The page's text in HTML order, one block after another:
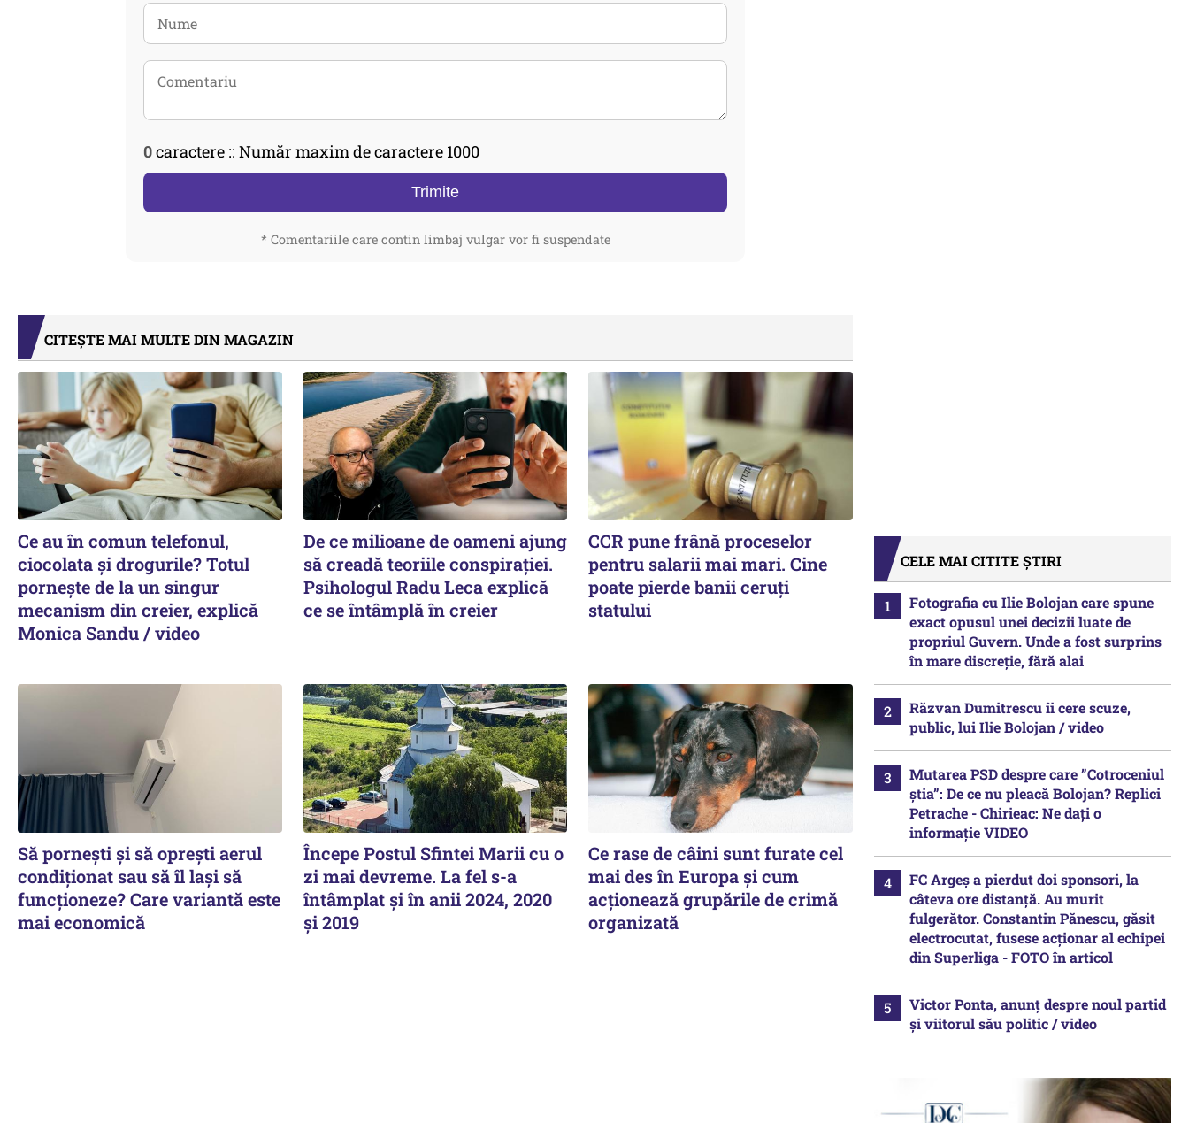
0caractere :: Număr maxim de caractere 1000
Trimite
* Comentariile care contin limbaj vulgar vor fi suspendate
CITEȘTE MAI MULTE DIN MAGAZIN
Ce au în comun telefonul,
ciocolata și drogurile? Totul
pornește de la un singur
mecanism din creier, explică
Monica Sandu / video
De ce milioane de oameni ajung
să creadă teoriile conspirației.
Psihologul Radu Leca explică
ce se întâmplă în creier
CCR pune frână proceselor
pentru salarii mai mari. Cine
poate pierde banii ceruți
statului
Să pornești și să oprești aerul
condiționat sau să îl lași să
funcționeze? Care variantă este
mai economică
Începe Postul Sfintei Marii cu o
zi mai devreme. La fel s-a
întâmplat și în anii 2024, 2020
și 2019
Ce rase de câini sunt furate cel
mai des în Europa și cum
acționează grupările de crimă
organizată
CELE MAI CITITE ȘTIRI
Fotografia cu Ilie Bolojan care spune
exact opusul unei decizii luate de
propriul Guvern. Unde a fost surprins
în mare discreție, fără alai
Răzvan Dumitrescu îi cere scuze,
public, lui Ilie Bolojan / video
Mutarea PSD despre care ”Cotroceniul
știa”: De ce nu pleacă Bolojan? Replici
Petrache - Chirieac: Ne dați o
informație VIDEO
FC Argeș a pierdut doi sponsori, la
câteva ore distanță. Au murit
fulgerător. Constantin Pănescu, găsit
electrocutat, fusese acționar al echipei
din Superliga - FOTO în articol
Victor Ponta, anunț despre noul partid
și viitorul său politic / video